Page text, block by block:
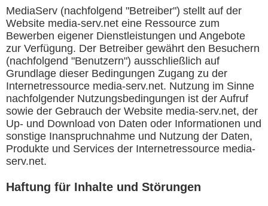
MediaServ (nachfolgend "Betreiber") stellt auf der
Website media-serv.net eine Ressource zum
Bewerben eigener Dienstleistungen und Angebote
zur Verfügung. Der Betreiber gewährt den Besuchern
(nachfolgend "Benutzern") ausschließlich auf
Grundlage dieser Bedingungen Zugang zu der
Internetressource media-serv.net. Nutzung im Sinne
nachfolgender Nutzungsbedingungen ist der Aufruf
sowie der Gebrauch der Website media-serv.net, der
Up- und Download von Daten oder Informationen und
sonstige Inanspruchnahme und Nutzung der Daten,
Produkte und Services der Internetressource media-
serv.net.
Haftung für Inhalte und Störungen